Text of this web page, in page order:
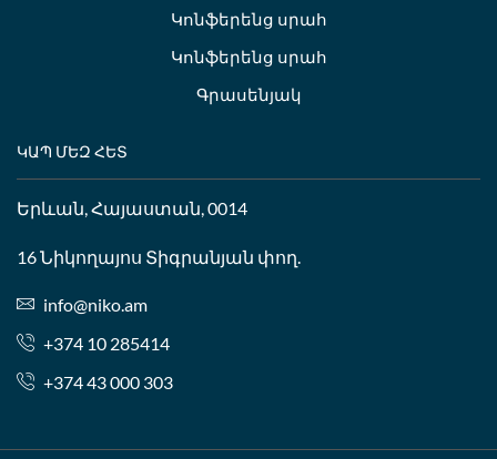
Կոնֆերենց սրահ
Կոնֆերենց սրահ
Գրասենյակ
ԿԱՊ ՄԵԶ ՀԵՏ
Երևան, Հայաստան, 0014
16 Նիկողայոս Տիգրանյան փող.
info@niko.am
+374 10 285414
+374 43 000 303